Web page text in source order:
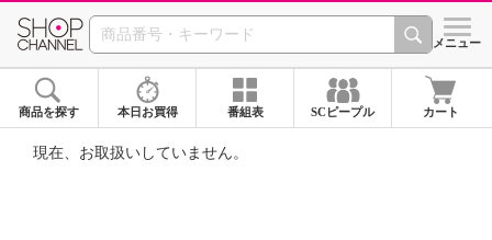
SHOP CHANNEL ショッ
メニュー
商品を探す 本日お買得 番組表 SCピープル カート
現在、お取扱いしていません。